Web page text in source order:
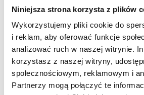
Niniejsza strona korzysta z plików
Wykorzystujemy pliki cookie do
i reklam, aby oferować funkcje
analizować ruch w naszej witrynie.
korzystasz z naszej witryny,
społecznościowym, reklamowym i
Partnerzy mogą połączyć te
zobacz więcej
Monografie
zobacz więcej